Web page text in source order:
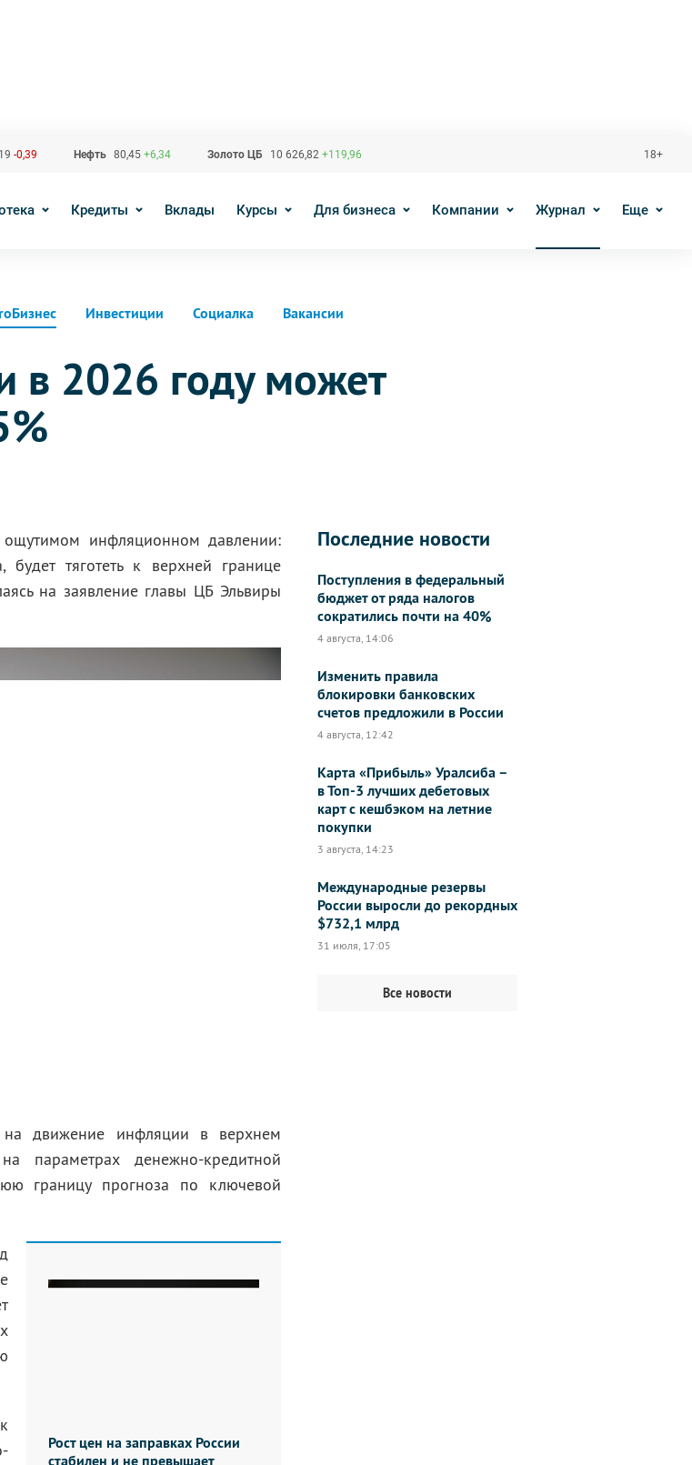
-0,39 Нефть 80,45 +6,34 Золото ЦБ 10 626,82 +119,96 18+
Кредиты Вклады Курсы Для бизнеса Компании Журнал Еще
Инвестиции Социалка Вакансии
в 2026 году может
инфляционном давлении:
тяготеть к верхней границе
на заявление главы ЦБ Эльвиры
движение инфляции в верхнем
параметрах денежно-кредитной
границу прогноза по ключевой
Рост цен на заправках России
Последние новости
Поступления в федеральный
бюджет от ряда налогов
сократились почти на 40%
4 августа, 14:06
Изменить правила
блокировки банковских
счетов предложили в России
4 августа, 12:42
Карта «Прибыль» Уралсиба –
в Топ-3 лучших дебетовых
карт с кешбэком на летние
покупки
3 августа, 14:23
Международные резервы
России выросли до рекордных
$732,1 млрд
31 июля, 17:05
Все новости